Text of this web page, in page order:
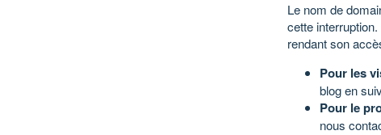
Le nom de
cette
rendant son
Pour les
blog en
Pour le
nous